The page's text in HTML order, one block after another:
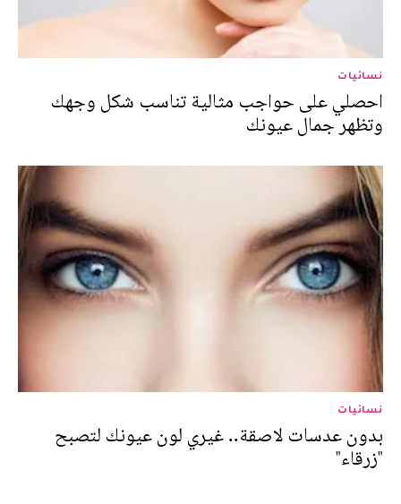
نسائيات
احصلي على حواجب مثالية تناسب شكل وجهك
وتظهر جمال عيونك
نسائيات
بدون عدسات لاصقة.. غيري لون عيونك لتصبح
"زرقاء"